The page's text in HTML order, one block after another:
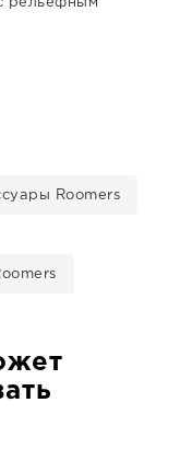
рельефным
Roomers